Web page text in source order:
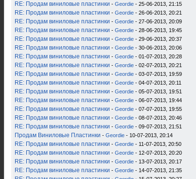
RE: Продам виниловые пластинки - Geordie - 25-06-2013, 21:15
RE: Продам виниловые пластинки - Geordie - 26-06-2013, 20:21
RE: Продам виниловые пластинки - Geordie - 27-06-2013, 20:09
RE: Продам виниловые пластинки - Geordie - 28-06-2013, 19:45
RE: Продам виниловые пластинки - Geordie - 29-06-2013, 20:37
RE: Продам виниловые пластинки - Geordie - 30-06-2013, 20:06
RE: Продам виниловые пластинки - Geordie - 01-07-2013, 20:28
RE: Продам виниловые пластинки - Geordie - 02-07-2013, 20:21
RE: Продам виниловые пластинки - Geordie - 03-07-2013, 19:59
RE: Продам виниловые пластинки - Geordie - 04-07-2013, 20:11
RE: Продам виниловые пластинки - Geordie - 05-07-2013, 19:51
RE: Продам виниловые пластинки - Geordie - 06-07-2013, 19:44
RE: Продам виниловые пластинки - Geordie - 07-07-2013, 19:55
RE: Продам виниловые пластинки - Geordie - 08-07-2013, 20:46
RE: Продам виниловые пластинки - Geordie - 09-07-2013, 21:51
Продам Виниловые Пластинки - Geordie - 10-07-2013, 20:14
RE: Продам виниловые пластинки - Geordie - 11-07-2013, 20:50
RE: Продам виниловые пластинки - Geordie - 12-07-2013, 20:20
RE: Продам виниловые пластинки - Geordie - 13-07-2013, 20:17
RE: Продам виниловые пластинки - Geordie - 14-07-2013, 21:35